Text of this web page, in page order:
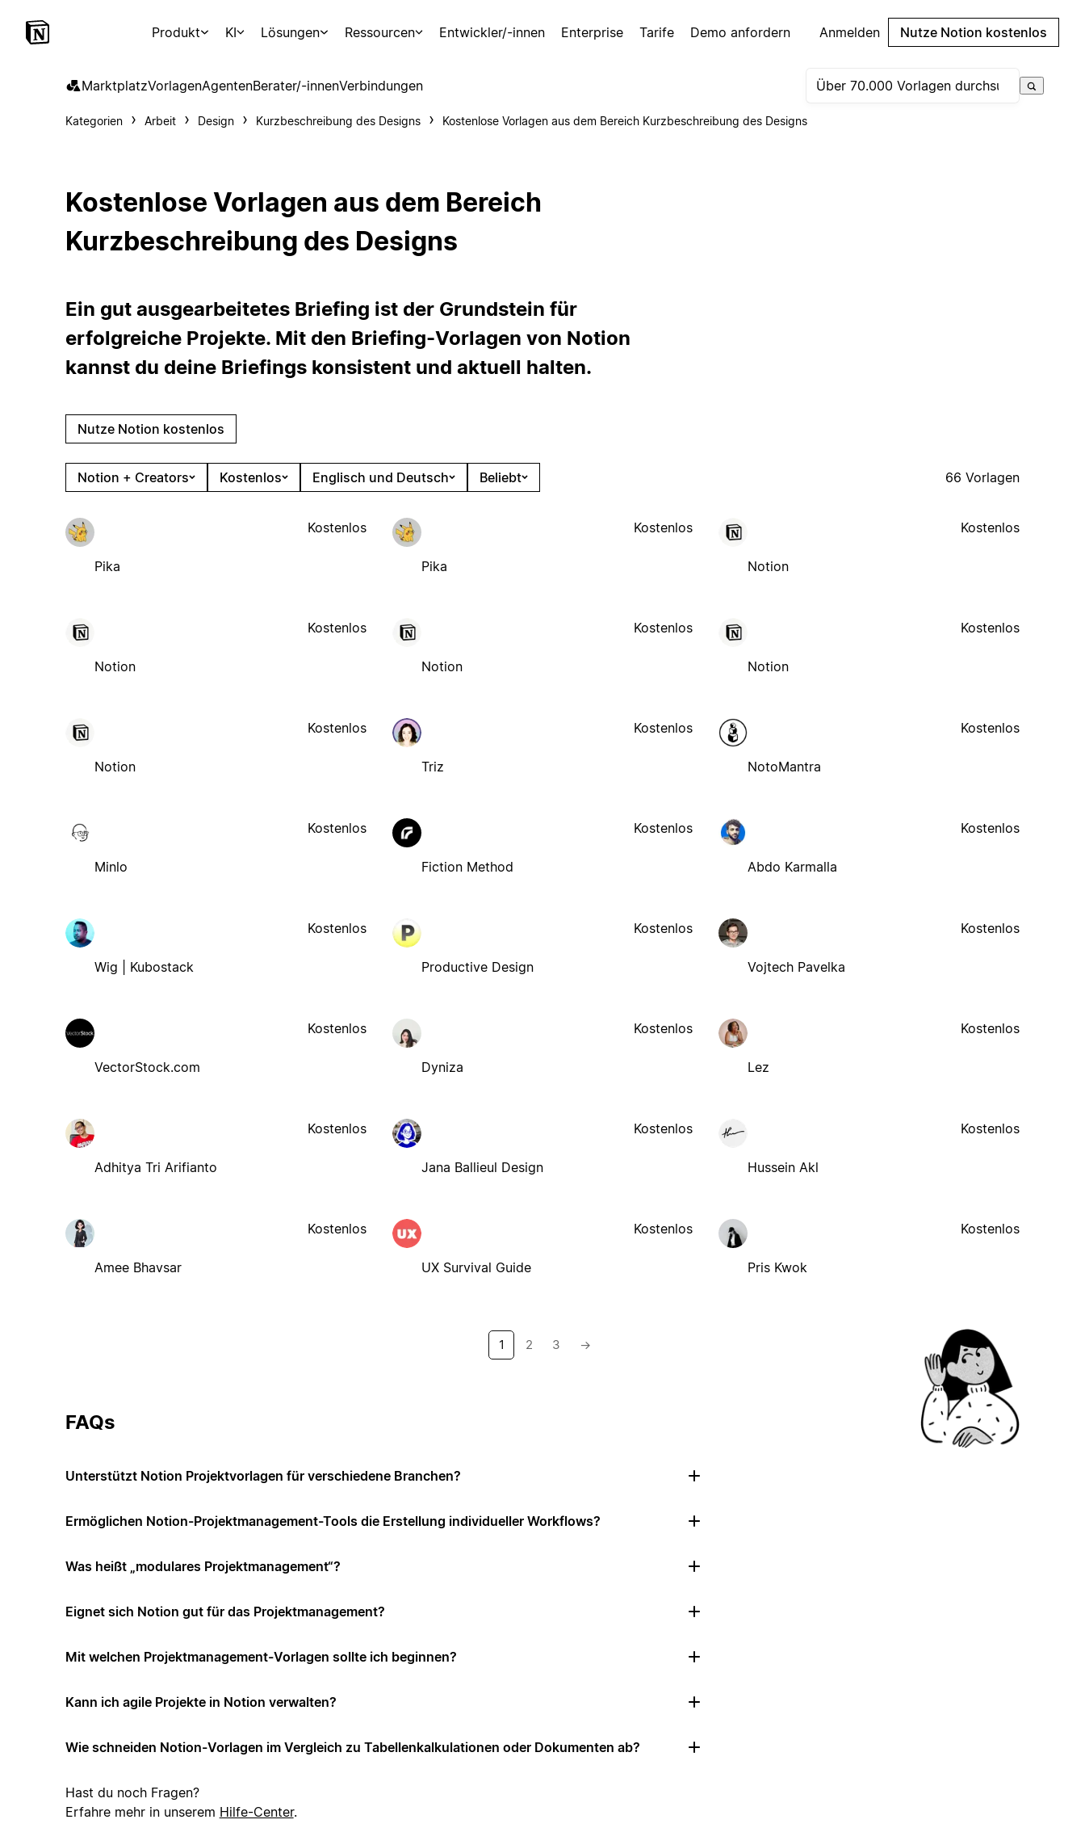
Produkt KI Lösungen Ressourcen Entwickler/-innen Enterprise Tarife Demo anfordern Anmelden Nutze Notion kostenlos
MarktplatzVorlagenAgentenBerater/-innenVerbindungen
Kategorien Arbeit Design Kurzbeschreibung des Designs Kostenlose Vorlagen aus dem Bereich Kurzbeschreibung des Designs
Kostenlose Vorlagen aus dem Bereich
Kurzbeschreibung des Designs
Ein gut ausgearbeitetes Briefing ist der Grundstein für
erfolgreiche Projekte. Mit den Briefing-Vorlagen von Notion
kannst du deine Briefings konsistent und aktuell halten.
Nutze Notion kostenlos
Notion + Creators Kostenlos Englisch und Deutsch Beliebt 66 Vorlagen
Pika
Kostenlos
Pika
Kostenlos
Notion
Kostenlos
Notion
Kostenlos
Notion
Kostenlos
Notion
Kostenlos
Notion
Kostenlos
Triz
Kostenlos
NotoMantra
Kostenlos
Minlo
Kostenlos
Fiction Method
Kostenlos
Abdo Karmalla
Kostenlos
Wig | Kubostack
Kostenlos
Productive Design
Kostenlos
Vojtech Pavelka
Kostenlos
VectorStock.com
Kostenlos
Dyniza
Kostenlos
Lez
Kostenlos
Adhitya Tri Arifianto
Kostenlos
Jana Ballieul Design
Kostenlos
Hussein Akl
Kostenlos
Amee Bhavsar
Kostenlos
UX Survival Guide
Kostenlos
Pris Kwok
Kostenlos
1 2 3 →
FAQs
Unterstützt Notion Projektvorlagen für verschiedene Branchen?
Ermöglichen Notion-Projektmanagement-Tools die Erstellung individueller Workflows?
Was heißt „modulares Projektmanagement“?
Eignet sich Notion gut für das Projektmanagement?
Mit welchen Projektmanagement-Vorlagen sollte ich beginnen?
Kann ich agile Projekte in Notion verwalten?
Wie schneiden Notion-Vorlagen im Vergleich zu Tabellenkalkulationen oder Dokumenten ab?
Hast du noch Fragen?
Erfahre mehr in unserem Hilfe-Center.